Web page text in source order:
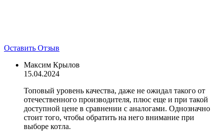
Оставить Отзыв
Максим Крылов
15.04.2024
Топовый уровень качества, даже не ожидал такого от
отечественного производителя, плюс еще и при такой
доступной цене в сравнении с аналогами. Однозначно
стоит того, чтобы обратить на него внимание при
выборе котла.